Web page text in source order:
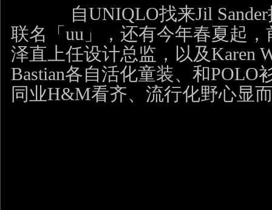
自UNIQLO找来Jil Sander
联名「 uu 」，还有今年春夏起
泽直上任设计总监，以及Karen
Bastian各自活化童装、和POLO
同业H&M看齐、流行化野心显